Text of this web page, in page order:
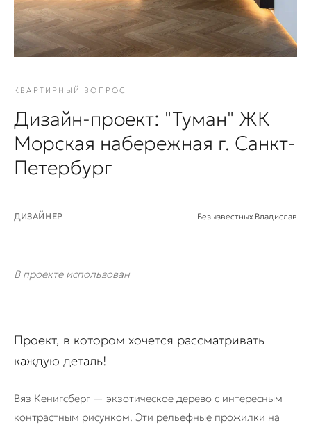
КВАРТИРНЫЙ ВОПРОС
Дизайн-проект: "Туман" ЖК
Морская набережная г. Санкт-
Петербург
ДИЗАЙНЕР Безызвестных Владислав
В проекте использован
Проект, в котором хочется рассматривать
каждую деталь!
Вяз Кенигсберг — экзотическое дерево с интересным
контрастным рисунком. Эти рельефные прожилки на